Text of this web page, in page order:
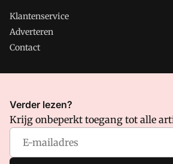
Klantenservice
Adverteren
Contact
CMweb is onderdeel van VMN media.
waar VMN media voor staat. Op gebruik
volgende regelingen van toepassing:
Privacy en Cookie beleid
Verder lezen?
Krijg onbeperkt toegang tot alle